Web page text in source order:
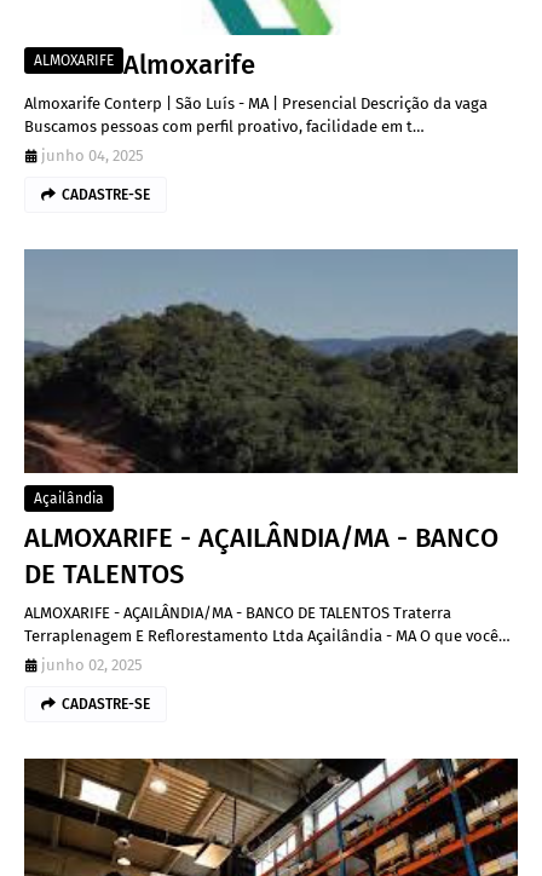
ALMOXARIFE Almoxarife
Almoxarife Conterp | São Luís - MA | Presencial Descrição da vaga
Buscamos pessoas com perfil proativo, facilidade em t…
junho 04, 2025
CADASTRE-SE
Açailândia
ALMOXARIFE - AÇAILÂNDIA/MA - BANCO
DE TALENTOS
ALMOXARIFE - AÇAILÂNDIA/MA - BANCO DE TALENTOS Traterra
Terraplenagem E Reflorestamento Ltda Açailândia - MA O que você…
junho 02, 2025
CADASTRE-SE